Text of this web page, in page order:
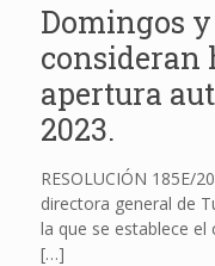
Domingos
consideran
apertura
2023.
RESOLUCIÓN 185E/
directora general de
la que se establece
[…]